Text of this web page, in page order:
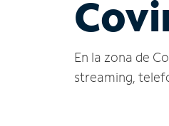
En la zona de
streaming,